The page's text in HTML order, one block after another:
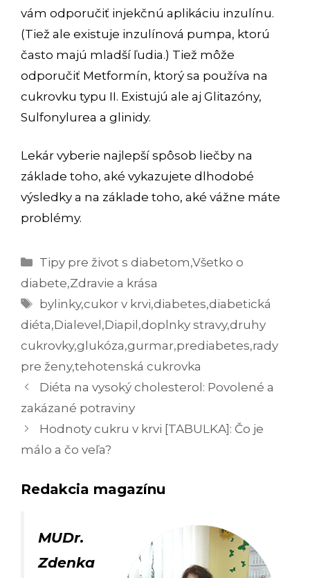
vám odporučiť injekčnú aplikáciu inzulínu.
(Tiež ale existuje inzulínová pumpa, ktorú
často majú mladší ľudia.) Tiež môže
odporučiť Metformín, ktorý sa používa na
cukrovku typu II. Existujú ale aj Glitazóny,
Sulfonylurea a glinidy.
Lekár vyberie najlepší spôsob liečby na
základe toho, aké vykazujete dlhodobé
výsledky a na základe toho, aké vážne máte
problémy.
Kategórie
Tipy pre život s diabetom,Všetko o
diabete,Zdravie a krása
Značky
bylinky,cukor v krvi,diabetes,diabetická
diéta,Dialevel ,Diapil ,doplnky stravy,druhy
cukrovky,glukóza,gurmar,prediabetes,rady
pre ženy,tehotenská cukrovka
Navigácia
článkami
Diéta na vysoký cholesterol: Povolené a
zakázané potraviny
Hodnoty cukru v krvi [TABULKA]: Čo je
málo a čo veľa?
Redakcia magazínu
MUDr.
Zdenka